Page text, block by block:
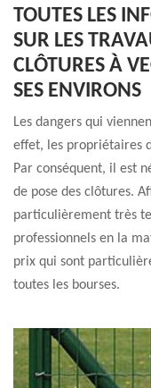
TOUTES LES
SUR LES
CLÔTURES À
SES ENVIRONS
Les dangers qui
effet, les propriétaires
Par conséquent, il est
de pose des clôtures.
particulièrement très
professionnels en la
prix qui sont
toutes les bourses.